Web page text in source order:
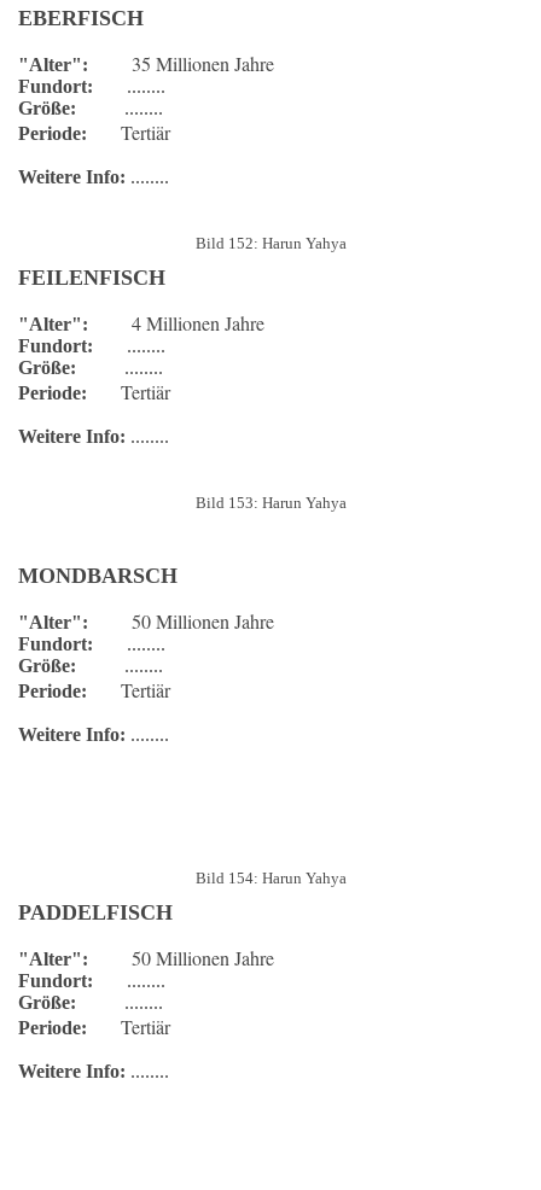
EBERFISCH
"Alter": 35 Millionen Jahre
Fundort: ........
Größe: ........
Periode: Tertiär
Weitere Info: ........
Bild 152: Harun Yahya
FEILENFISCH
"Alter": 4 Millionen Jahre
Fundort: ........
Größe: ........
Periode: Tertiär
Weitere Info: ........
Bild 153: Harun Yahya
MONDBARSCH
"Alter": 50 Millionen Jahre
Fundort: ........
Größe: ........
Periode: Tertiär
Weitere Info: ........
Bild 154: Harun Yahya
PADDELFISCH
"Alter": 50 Millionen Jahre
Fundort: ........
Größe: ........
Periode: Tertiär
Weitere Info: ........